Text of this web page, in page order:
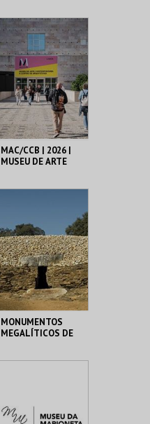
PALÁCIO SOTTO
MAIOR
MAIS INFO
COMPRAR
MAC/CCB | 2026 |
MUSEU DE ARTE
MAIS INFO
COMPRAR
MONUMENTOS
MEGALÍTICOS DE
MAIS INFO